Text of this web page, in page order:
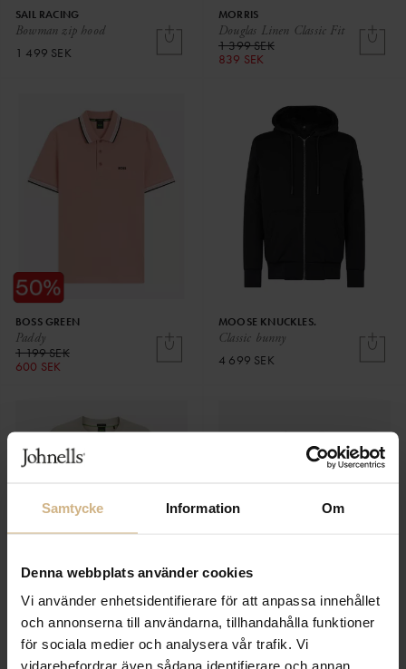
Samtycke Information Om
Denna webbplats använder cookies
Vi använder enhetsidentifierare för att anpassa innehållet
och annonserna till användarna, tillhandahålla funktioner
för sociala medier och analysera vår trafik. Vi
vidarebefordrar även sådana identifierare och annan
Bowman zip hood
SAIL RACING
1 499 SEK
Douglas Linen Classic Fit
MORRIS
1 399 SEK
839 SEK
Paddy
BOSS GREEN
1 199 SEK
600 SEK
Classic bunny
MOOSE KNUCKLES.
4 699 SEK
Tee
BOSS GREEN
Heavy Cotton T-shirt
REPLAY